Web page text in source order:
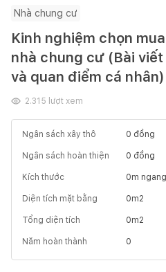
Nhà chung cư
Kinh nghiệm chọn
nhà chung cư (Bài
và quan điểm cá nhân)
2.315 lượt xem
Ngân sách xây thô 0 đồng
Ngân sách hoàn thiện 0 đồng
Kích thước 0m ngang
Diện tích mặt bằng 0m2
Tổng diện tích 0m2
Năm hoàn thành 0